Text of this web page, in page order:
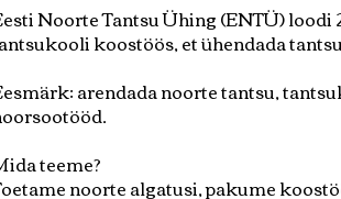
Noorte Tantsu Ühing (ENTÜ) loodi
koostöös, et ühendada
arendada noorte tantsu,
teeme?
noorte algatusi, pakume